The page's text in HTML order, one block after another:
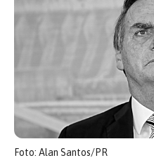
Foto: Alan Santos/PR